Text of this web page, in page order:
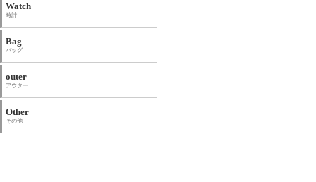
Watch
時計
Bag
バッグ
outer
アウター
Other
その他